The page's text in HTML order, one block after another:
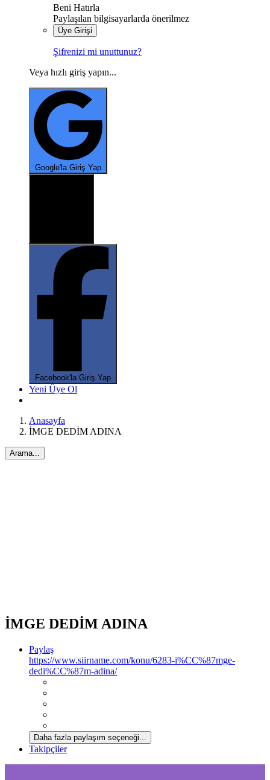
Beni Hatırla
Paylaşılan bilgisayarlarda önerilmez
Üye Girişi
Şifrenizi mi unuttunuz?
Veya hızlı giriş yapın...
Google'la Giriş Yap
Facebook'la Giriş Yap
Yeni Üye Ol
Anasayfa
İMGE DEDİM ADINA
Arama...
İMGE DEDİM ADINA
Paylaş
https://www.siirname.com/konu/6283-i%CC%87mge-
dedi%CC%87m-adina/
Daha fazla paylaşım seçeneği...
Takipçiler